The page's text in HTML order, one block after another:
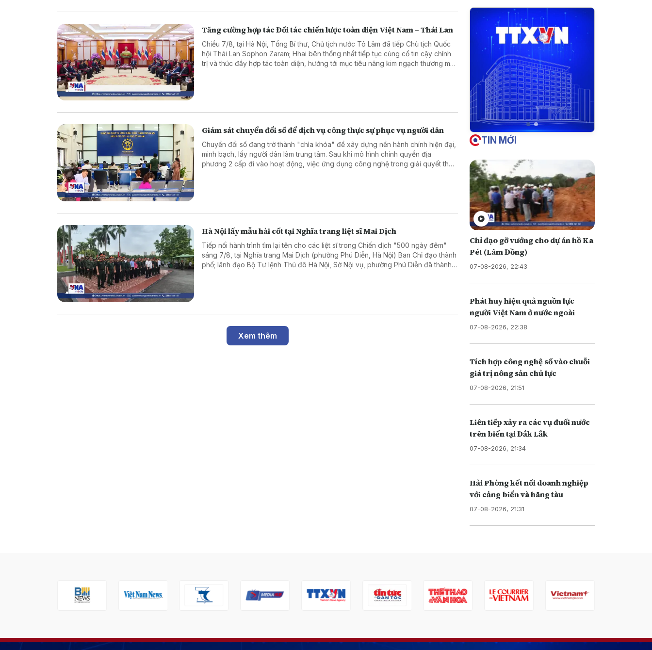
Tăng cường hợp tác Đối tác chiến lược toàn diện Việt Nam – Thái Lan
Chiều 7/8, tại Hà Nội, Tổng Bí thư, Chủ tịch nước Tô Lâm đã tiếp Chủ tịch Quốc
hội Thái Lan Sophon Zaram; Hhai bên thống nhất tiếp tục củng cố tin cậy chính
trị và thúc đẩy hợp tác toàn diện, hướng tới mục tiêu nâng kim ngạch thương mại
Giám sát chuyển đổi số để dịch vụ công thực sự phục vụ người dân
Chuyển đổi số đang trở thành "chìa khóa" để xây dựng nền hành chính hiện đại,
minh bạch, lấy người dân làm trung tâm. Sau khi mô hình chính quyền địa
phương 2 cấp đi vào hoạt động, việc ứng dụng công nghệ trong giải quyết thủ
Hà Nội lấy mẫu hài cốt tại Nghĩa trang liệt sĩ Mai Dịch
Tiếp nối hành trình tìm lại tên cho các liệt sĩ trong Chiến dịch "500 ngày đêm"
sáng 7/8, tại Nghĩa trang Mai Dịch (phường Phú Diễn, Hà Nội) Ban Chỉ đạo thành
phố; lãnh đạo Bộ Tư lệnh Thủ đô Hà Nội, Sở Nội vụ, phường Phú Diễn đã thành
Xem thêm
TIN MỚI
Chỉ đạo gỡ vướng cho dự án hồ Ka
Pét (Lâm Đồng)
07-08-2026, 22:43
Phát huy hiệu quả nguồn lực
người Việt Nam ở nước ngoài
07-08-2026, 22:38
Tích hợp công nghệ số vào chuỗi
giá trị nông sản chủ lực
07-08-2026, 21:51
Liên tiếp xảy ra các vụ đuối nước
trên biển tại Đắk Lắk
07-08-2026, 21:34
Hải Phòng kết nối doanh nghiệp
với cảng biển và hãng tàu
07-08-2026, 21:31